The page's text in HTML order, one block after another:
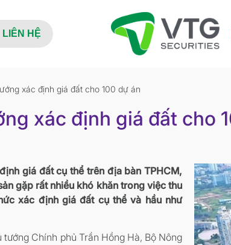
LIÊN HỆ
xác định giá đất cho 100 dự án
xác định giá đất cho
giá đất cụ thể trên địa bàn TPHCM,
gặp rất nhiều khó khăn trong việc thu
xác định giá đất cụ thể và hầu như
Chính phủ Trần Hồng Hà, Bộ Nông